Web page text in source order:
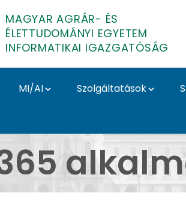
MAGYAR AGRÁR- ÉS
ÉLETTUDOMÁNYI EGYETEM
INFORMATIKAI IGAZGATÓSÁG
MI/AI Szolgáltatások
MATE